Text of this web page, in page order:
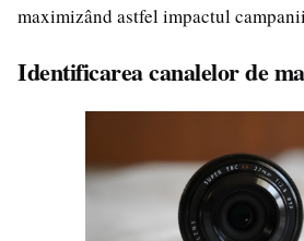
maximizând astfel impactul
Identificarea canalelor de